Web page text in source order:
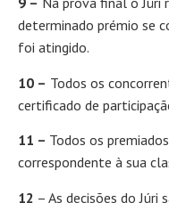
determinado prémio se
foi atingido.
10 – Todos os
certificado de
11 – Todos os
correspondente à sua
12 – As decisões do Júri